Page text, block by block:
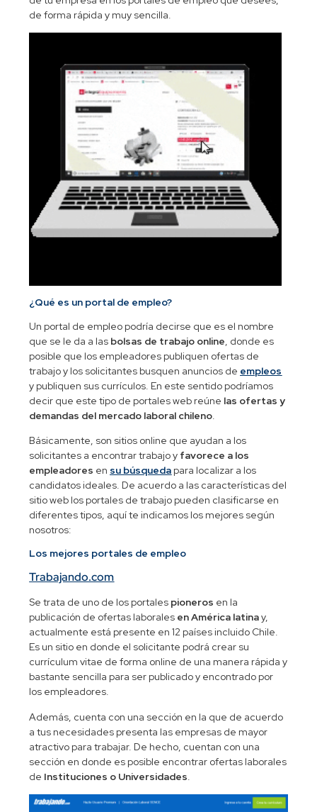
de forma rápida y muy sencilla.
¿Qué es un portal de empleo?
Un portal de empleo podría decirse que es el nombre
que se le da a las bolsas de trabajo online , donde es
posible que los empleadores publiquen ofertas de
trabajo y los solicitantes busquen anuncios de empleos
y publiquen sus currículos. En este sentido podríamos
decir que este tipo de portales web reúne las ofertas y
demandas del mercado laboral chileno
Básicamente, son sitios online que ayudan a los
solicitantes a encontrar trabajo y favorece a los
empleadores en su búsqueda para localizar a los
candidatos ideales. De acuerdo a las características del
sitio web los portales de trabajo pueden clasificarse en
diferentes tipos, aquí te indicamos los mejores según
nosotros:
Los mejores portales de empleo
Trabajando.com
Se trata de uno de los portales pioneros en la
publicación de ofertas laborales en América latinay,
actualmente está presente en 12 países incluido Chile.
Es un sitio en donde el solicitante podrá crear su
currículum vitae de forma online de una manera rápida y
bastante sencilla para ser publicado y encontrado por
los empleadores.
Además, cuenta con una sección en la que de acuerdo
a tus necesidades presenta las empresas de mayor
atractivo para trabajar. De hecho, cuentan con una
sección en donde es posible encontrar ofertas laborales
de Instituciones o Universidades.